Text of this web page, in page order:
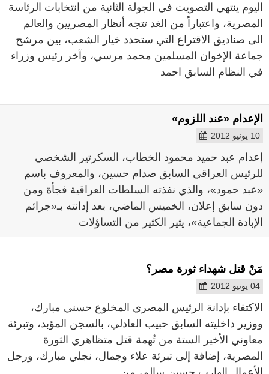
اليوم ينتهي التصويت في الجولة الثانية من انتخابات الرئاسة
المصرية، واعتباراً من الغد تتجه أنظار المصريين والعالم
الى صناديق الاقتراع التي ستحدد خيار الشعب، بين مرشح
جماعة الإخوان المسلمين محمد مرسي، وآخر رئيس وزراء
في النظام السابق احمد
الإعدام «عند اللزوم»
10 يونيو 2012
إعدام عبد حميد محمود الخطاب، السكرتير الشخصي
للرئيس العراقي السابق صدام حسين، والمعروف باسم
«عبد حمود»، والذي نفذته السلطات العراقية فجأة ومن
دون سابق إعلان، الخميس الماضي، بعد إدانته بـ«جرائم
الإبادة الجماعية»، يثير الكثير من التساؤلات
مَنْ قتل شهداء ثورة مصر؟
04 يونيو 2012
الاكتفاء بإدانة الرئيس المصري المخلوع حسني مبارك،
ووزير داخليته السابق حبيب العادلي، بالسجن المؤبد، وتبرئة
معاوني الأخير الستة من تُهمة قتل متظاهري الثورة
المصرية، إضافة إلى تبرئة علاء وجمال، نجلي مبارك، ورجل